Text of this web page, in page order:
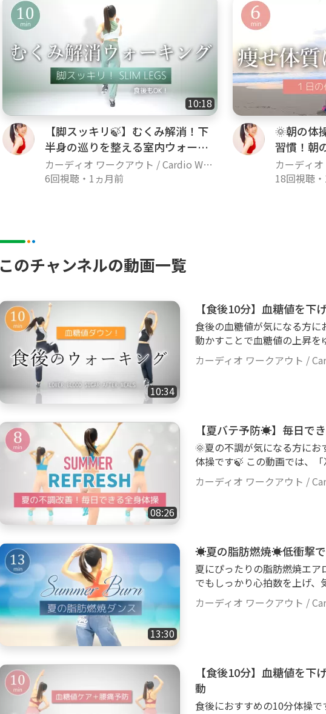
10:18
【脚スッキリ🍃】むくみ解消！下
半身の巡りを整える室内ウォーキ
ング
カーディオ ワークアウト / Cardio Wor
kout
6回視聴 ・ 1ヵ月前
🌞朝の体
習慣！朝
上げよう
カーディ
kout
18回視聴 ・
このチャンネルの動画一覧
10:34
【食後10分】血糖値を
食後の血糖値が気になる方に
動かすことで血糖値の上昇
できますよ✨ 動きはシンプ
身運動💪運動が久しぶりの方
ャンプなし) - 強度★☆☆ -
安全に楽しむためのお願い
動ける場所を確保し、足元
補給を行いましょう ▸ 体調
てください 🍀免責事項 ▸ ご自身の体調や運動レベルに合わせて無理のな
カーディオ ワークアウト /
08:26
【夏バテ予防☀️】毎日で
🌞夏の不調が気になる方に
体操です🍃 この動画では、
スッキリ」「夏冷え対策」「
をバランスよく動かしていき
ただけます😊 朝の目覚めや
用ください。 無理のないペ
づくり をしていきましょう☀️🍃ぜひ
ローインパクト（ジャ
分 - BPM : 120~130 🍀安全に楽しむためのお願い ▸ 健康状態が良好なと
ガや体調不良、その他損害
方は実践する前に医療機関に
組んでください。
カーディオ ワークアウト /
13:30
☀️夏の脂肪燃焼☀️低衝撃で
夏にぴったりの脂肪燃焼エ
でもしっかり心拍数を上げ
二の腕・脚・背中など、夏に
ッキリ引き締きしめていきま
い ▸ 健康状態が良好なと
足元が滑らない環境で行い
体調に違和感を感じたら、無理せ
▸ ご自身の体調や運動レベル
カーディオ ワークアウト /
【食後10分】血糖値を
動
食後におすすめの10分体操